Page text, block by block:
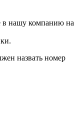
в нашу компанию на
назвать номер